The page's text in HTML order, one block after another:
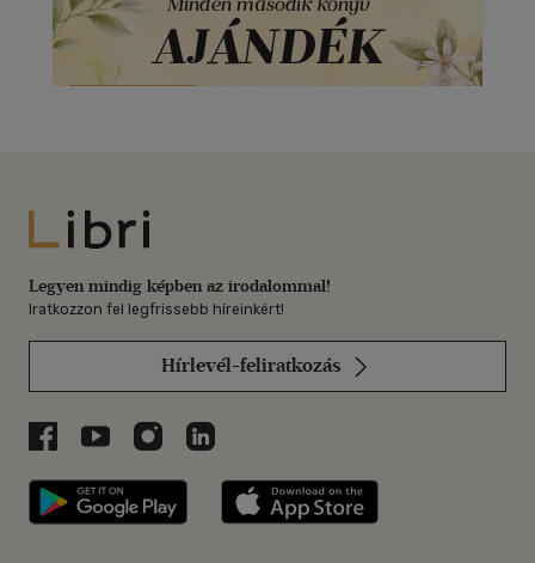
Libri
Legyen mindig képben az irodalommal!
Iratkozzon fel legfrissebb híreinkért!
Hírlevél-feliratkozás
Libri a Facebookon
Libri a Youtube-on
Libri az Instagramon
Libri a LinkedInen
Libri applikáció Szerezd meg: Google